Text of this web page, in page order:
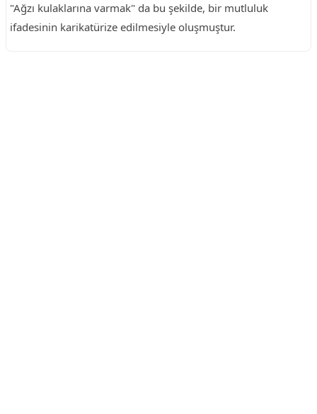
"Ağzı kulaklarına varmak" da bu şekilde, bir mutluluk
ifadesinin karikatürize edilmesiyle oluşmuştur.